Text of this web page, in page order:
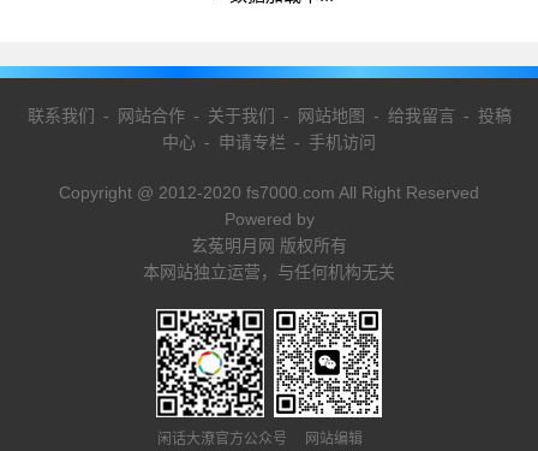
联系我们 - 网站合作- 关于我们 - 网站地图 - 给我留言 - 投稿
中心 - 申请专栏 - 手机访问
Copyright @ 2012-2020 fs7000.com All Right Reserved
Powered by
玄菟明月网 版权所有
本网站独立运营，与任何机构无关
闲话大潦官方公众号 网站编辑